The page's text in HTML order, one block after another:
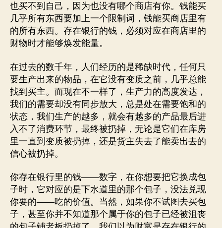
也买不到自己，因为也没有哪个商店有你。钱能买
几乎所有东西要加上一个限制词，钱能买商店里有
的所有东西。存在银行的钱，必须对应在商店里的
财物时才能够焕发能量。
在过去的数千年，人们经历的是稀缺时代，任何只
要生产出来的物品，在它没有变质之前，几乎总能
找到买主。而现在不一样了，生产力的高度发达，
我们的需要却没有同步放大，总是处在需要饱和的
状态，我们生产的越多，就会有越多的产品最后进
入不了消费环节，最终被扔掉，无论是它们在库房
里一直到变质被扔掉，还是货主失去了能卖出去的
信心被扔掉。
你存在银行里的钱——数字，在你想要把它换成包
子时，它对应的是下水道里的那个包子，没法兑现
你要的——吃的价值。当然，如果你不试图去买包
子，甚至你并不知道那个属于你的包子已经被沮丧